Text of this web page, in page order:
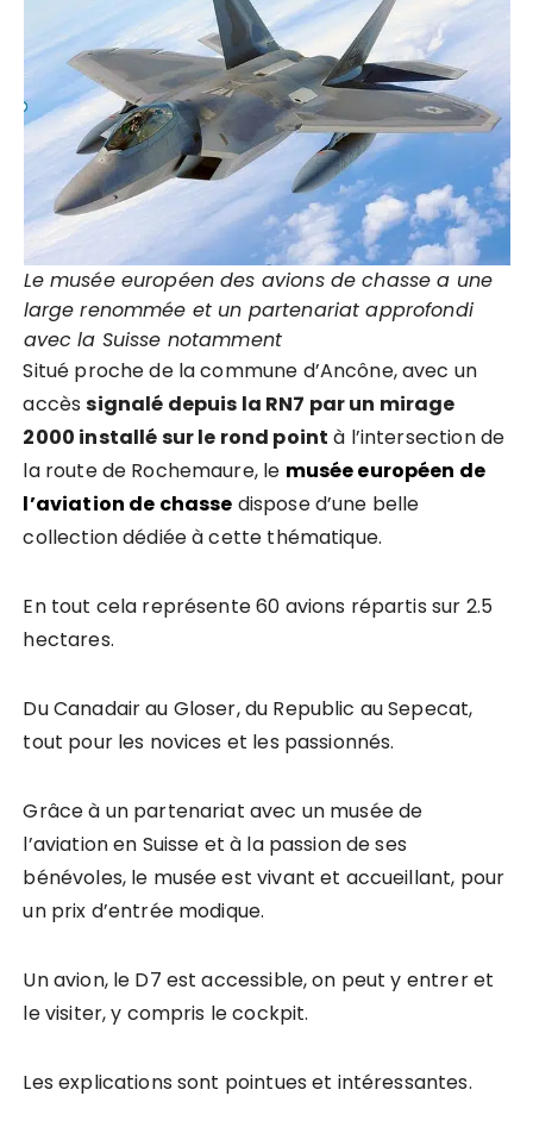
Le musée européen des avions de chasse a une
large renommée et un partenariat approfondi
avec la Suisse notamment
Situé proche de la commune d’Ancône, avec un
accèssignalé depuis la RN7 par un mirage
2000 installé sur le rond point à l’intersection de
la route de Rochemaure, le musée européen de
l’aviation de chasse dispose d’une belle
collection dédiée à cette thématique.
En tout cela représente 60 avions répartis sur 2.5
hectares.
Du Canadair au Gloser, du Republic au Sepecat,
tout pour les novices et les passionnés.
Grâce à un partenariat avec un musée de
l’aviation en Suisse et à la passion de ses
bénévoles, le musée est vivant et accueillant, pour
un prix d’entrée modique.
Un avion, le D7 est accessible, on peut y entrer et
le visiter, y compris le cockpit.
Les explications sont pointues et intéressantes.